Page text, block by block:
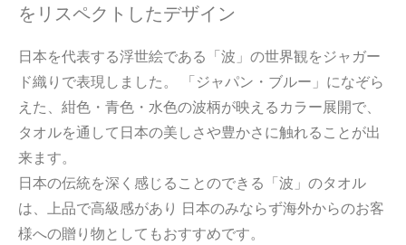
をリスペクトしたデザイン
日本を代表する浮世絵である「波」の世界観をジャガー
ド織りで表現しました。 「ジャパン・ブルー」になぞら
えた、紺色・青色・水色の波柄が映えるカラー展開で、
タオルを通して日本の美しさや豊かさに触れることが出
来ます。
日本の伝統を深く感じることのできる「波」のタオル
は、上品で高級感があり 日本のみならず海外からのお客
様への贈り物としてもおすすめです。